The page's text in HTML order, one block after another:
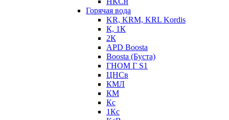
Горячая вода
KR, KRM, KRL Kordis
К, 1К
2К
APD Boosta
Boosta (Буста)
ГНОМ Г S1
ЦНСв
КМЛ
КМ
Кс
1Кс